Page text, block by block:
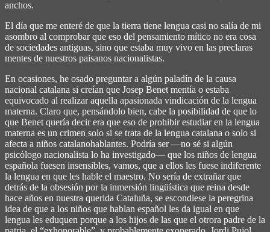
anchos.
El día que me enteré de que la tierra tiene lengua casi no salía de mi
asombro al comprobar que eso del pensamiento mítico no era cosa
de sociedades antiguas, sino que estaba muy vivo en las preclaras
mentes de nuestros paisanos nacionalistas.
En ocasiones, he osado preguntar a algún paladín de la causa
nacional catalana si creían que Josep Benet mentía o estaba
equivocado al realizar aquella apasionada vindicación de la lengua
materna. Claro que, pensándolo bien, cabe la posibilidad de que lo
que Benet quería decir era que eso de prohibir estudiar en la lengua
materna es un crimen solo si se trata de la lengua catalana o solo si
afecta a niños catalanohablantes. Podría ser ―no sé si algún
psicólogo nacionalista lo ha investigado― que los niños de lengua
española fuesen insensibles, vamos, que a ellos les fuese indiferente
la lengua en que les hable el maestro. No sería de extrañar que
detrás de la obsesión por la inmersión lingüística que reina desde
hace años en nuestra querida Cataluña, se escondiese la peregrina
idea de que a los niños que hablan español les da igual en que
lengua les eduquen porque a los hijos de las que el otrora padre de la